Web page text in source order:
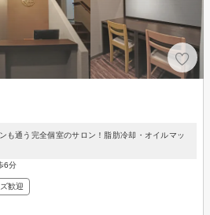
も通う完全個室のサロン！脂肪冷却・オイルマッ
6分
歓迎